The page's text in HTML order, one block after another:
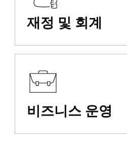
재정 및 회계
비즈니스 운영